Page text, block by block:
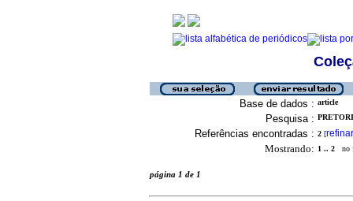
Base de dados : article
Pesquisa :
Referências encontradas : 2 [refinar
Mostrando: 1 .. 2 no
página 1 de 1